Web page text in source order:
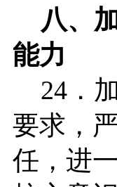
八、
能力
24．
要求，
任，进